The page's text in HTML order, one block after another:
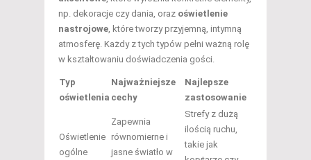
np. dekoracje czy dania, oraz oświetlenie
nastrojowe, które tworzy przyjemną, intymną
atmosferę. Każdy z tych typów pełni ważną rolę
w kształtowaniu doświadczenia gości.
Typ
oświetlenia
Najważniejsze
cechy
Najlepsze
zastosowanie
Oświetlenie
ogólne
Zapewnia
równomierne i
jasne światło w
Strefy z dużą
ilością ruchu,
takie jak